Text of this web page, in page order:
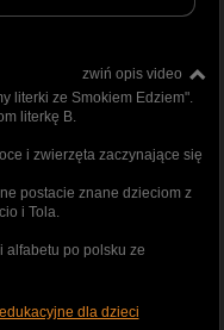
zwiń opis video
literki ze Smokiem Edziem".
literkę B.
i zwierzęta zaczynające się
postacie znane dzieciom z
i Tola.
alfabetu po polsku ze
dla dzieci